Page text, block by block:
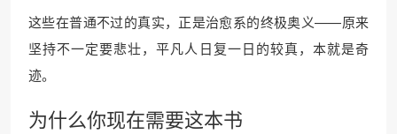
这些在普通不过的真实，正是治愈系的终极奥义——原来
坚持不一定要悲壮，平凡人日复一日的较真，本就是奇
迹。
为什么你现在需要这本书